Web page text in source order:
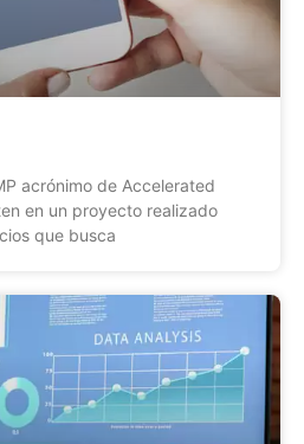
acrónimo de Accelerated
en un proyecto realizado
que busca